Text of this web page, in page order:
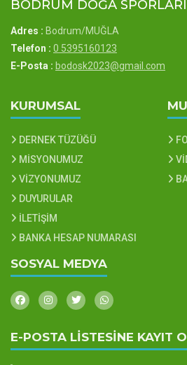
BODRUM DOĞA
Adres : Bodrum/MUĞLA
Telefon : 0 5395160123
E-Posta : bodosk2023@gmail.com
KURUMSAL
DERNEK TÜZÜĞÜ
MİSYONUMUZ
VİZYONUMUZ
DUYURULAR
İLETİŞİM
BANKA HESAP NUMARASI
SOSYAL MEDYA
E-POSTA LİSTESİNE KAYIT